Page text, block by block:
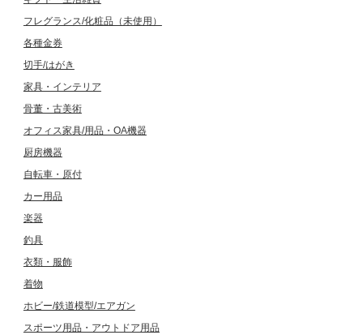
フレグランス/化粧品（未使用）
各種金券
切手/はがき
家具・インテリア
骨董・古美術
オフィス家具/用品・OA機器
厨房機器
自転車・原付
カー用品
楽器
釣具
衣類・服飾
着物
ホビー/鉄道模型/エアガン
スポーツ用品・アウトドア用品